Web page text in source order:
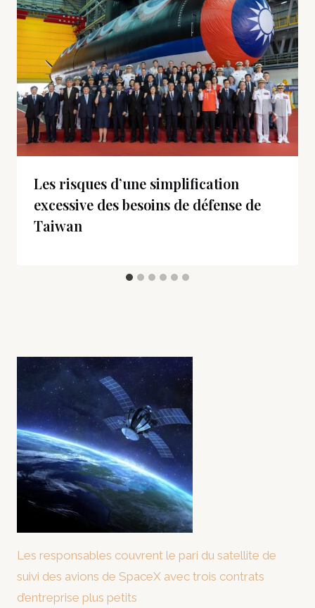
Les risques d’une simplification
excessive des besoins de défense de
Taiwan
Les responsables couvrent le pari du satellite de
suivi des avions de SpaceX avec trois contrats
d’entreprise plus petits